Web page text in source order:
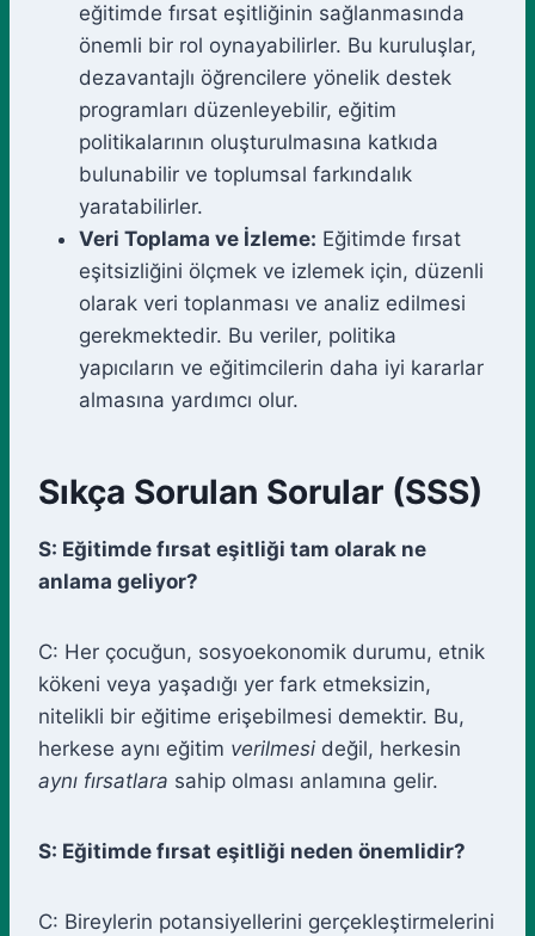
eğitimde fırsat eşitliğinin sağlanmasında
önemli bir rol oynayabilirler. Bu kuruluşlar,
dezavantajlı öğrencilere yönelik destek
programları düzenleyebilir, eğitim
politikalarının oluşturulmasına katkıda
bulunabilir ve toplumsal farkındalık
yaratabilirler.
Veri Toplama ve İzleme: Eğitimde fırsat
eşitsizliğini ölçmek ve izlemek için, düzenli
olarak veri toplanması ve analiz edilmesi
gerekmektedir. Bu veriler, politika
yapıcıların ve eğitimcilerin daha iyi kararlar
almasına yardımcı olur.
Sıkça Sorulan Sorular (SSS)
S: Eğitimde fırsat eşitliği tam olarak ne
anlama geliyor?
C: Her çocuğun, sosyoekonomik durumu, etnik
kökeni veya yaşadığı yer fark etmeksizin,
nitelikli bir eğitime erişebilmesi demektir. Bu,
herkese aynı eğitim verilmesi değil, herkesin
aynı fırsatlara sahip olması anlamına gelir.
S: Eğitimde fırsat eşitliği neden önemlidir?
C: Bireylerin potansiyellerini gerçekleştirmelerini